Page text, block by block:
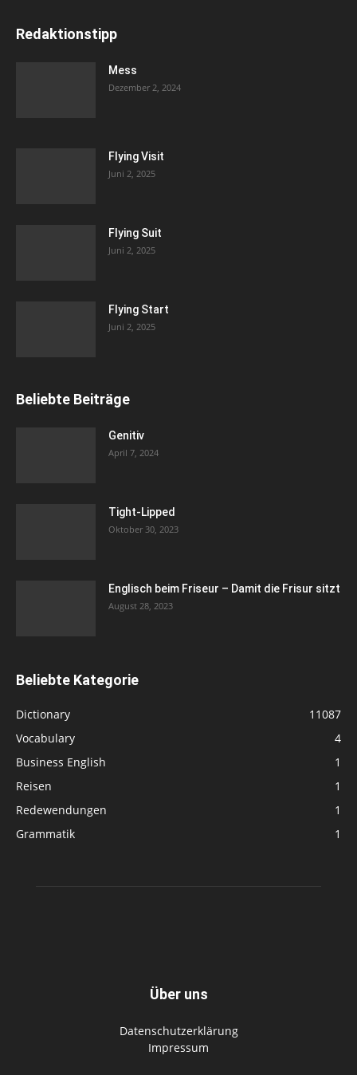
Redaktionstipp
Mess
Dezember 2, 2024
Flying Visit
Juni 2, 2025
Flying Suit
Juni 2, 2025
Flying Start
Juni 2, 2025
Beliebte Beiträge
Genitiv
April 7, 2024
Tight-Lipped
Oktober 30, 2023
Englisch beim Friseur – Damit die Frisur sitzt
August 28, 2023
Beliebte Kategorie
Dictionary
11087
Vocabulary
4
Business English
1
Reisen
1
Redewendungen
1
Grammatik
1
Über uns
Datenschutzerklärung
Impressum